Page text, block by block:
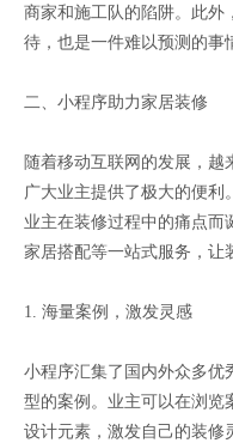
商家和施工队的陷阱。此外
待，也是一件难以预测的事
二、小程序助力家居装修
随着移动互联网的发展，越
广大业主提供了极大的便利
业主在装修过程中的痛点而
家居搭配等一站式服务，让
1. 海量案例，激发灵感
小程序汇集了国内外众多优
型的案例。业主可以在浏览
设计元素，激发自己的装修